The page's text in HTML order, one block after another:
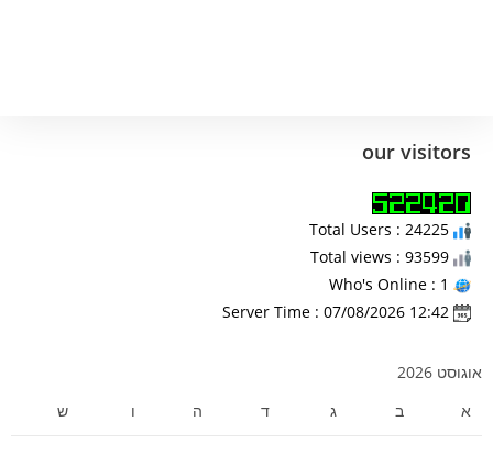
our visitors
אוגוסט 2026
א
ב ג ד ה ו ש